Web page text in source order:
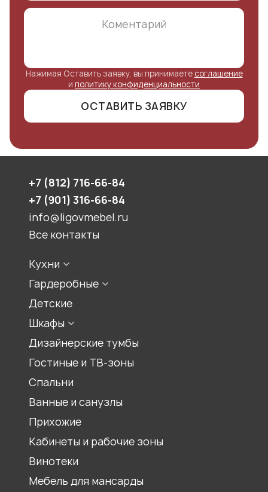
Нажимая Оставить заявку, вы принимаете соглашение
и политику конфиденциальности
ОСТАВИТЬ ЗАЯВКУ
+7 (812) 716-66-84
+7 (901) 316-66-84
info@ligovmebel.ru
Все контакты
Кухни
Стили кухонь
Конфигурации кухонь
Материалы для кухонь
Гардеробные
Встроенная гардеробная
Гардеробная комната
Детские
Шкафы
Шкаф для прихожей
Шкаф-купе
Шкаф под лестницей
Шкаф гармошка
Шкаф на балкон
Встроенный шкаф
Шкаф для спальни
Дизайнерские тумбы
Гостиные и ТВ-зоны
Спальни
Ванные и санузлы
Прихожие
Кабинеты и рабочие зоны
Винотеки
Мебель для мансарды